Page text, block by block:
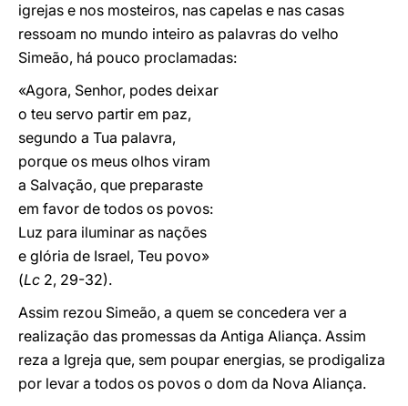
igrejas e nos mosteiros, nas capelas e nas casas
ressoam no mundo inteiro as palavras do velho
Simeão, há pouco proclamadas:
«Agora, Senhor, podes deixar
o teu servo partir em paz,
segundo a Tua palavra,
porque os meus olhos viram
a Salvação, que preparaste
em favor de todos os povos:
Luz para iluminar as nações
e glória de Israel, Teu povo»
(Lc 2, 29-32).
Assim rezou Simeão, a quem se concedera ver a
realização das promessas da Antiga Aliança. Assim
reza a Igreja que, sem poupar energias, se prodigaliza
por levar a todos os povos o dom da Nova Aliança.